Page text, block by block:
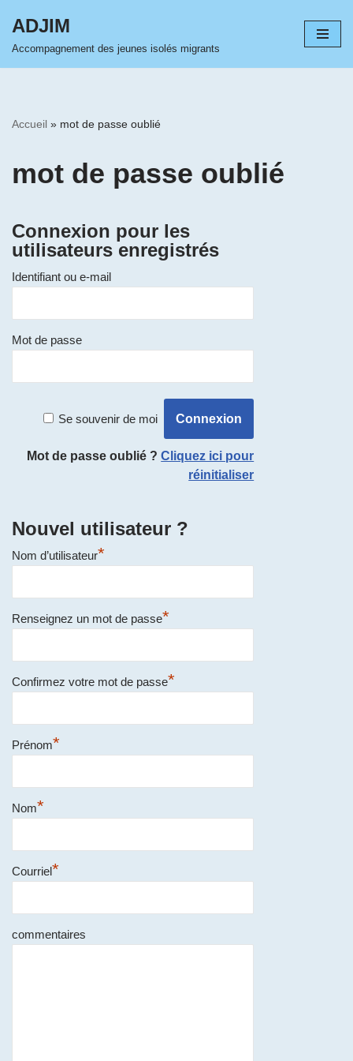
Aller
ADJIM
Accompagnement des jeunes isolés migrants
Accueil » mot de passe oublié
mot de passe oublié
Connexion pour les
utilisateurs enregistrés
Identifiant ou e-mail
Mot de passe
Se souvenir de moi
Mot de passe oublié ?Cliquez ici pour
réinitialiser
Nouvel utilisateur ?
Nom d’utilisateur*
Renseignez un mot de passe*
Confirmez votre mot de passe*
Prénom*
Nom*
Courriel*
commentaires